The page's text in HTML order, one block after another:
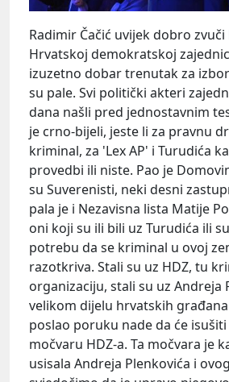
Radimir Čačić uvijek dobro
Hrvatskoj demokratskoj
izuzetno dobar trenutak za
su pale. Svi politički akteri
dana našli pred jednostavnim
je crno-bijeli, jeste li za pravnu
kriminal, za 'Lex AP' i Turudića
provedbi ili niste. Pao je
su Suverenisti, neki desni
pala je i Nezavisna lista Matije
oni koji su ili bili uz Turudića ili
potrebu da se kriminal u ovoj
razotkriva. Stali su uz HDZ, tu
organizaciju, stali su uz Andreja
velikom dijelu hrvatskih
poslao poruku nade da će
močvaru HDZ-a. Ta močvara je
usisala Andreja Plenkovića i